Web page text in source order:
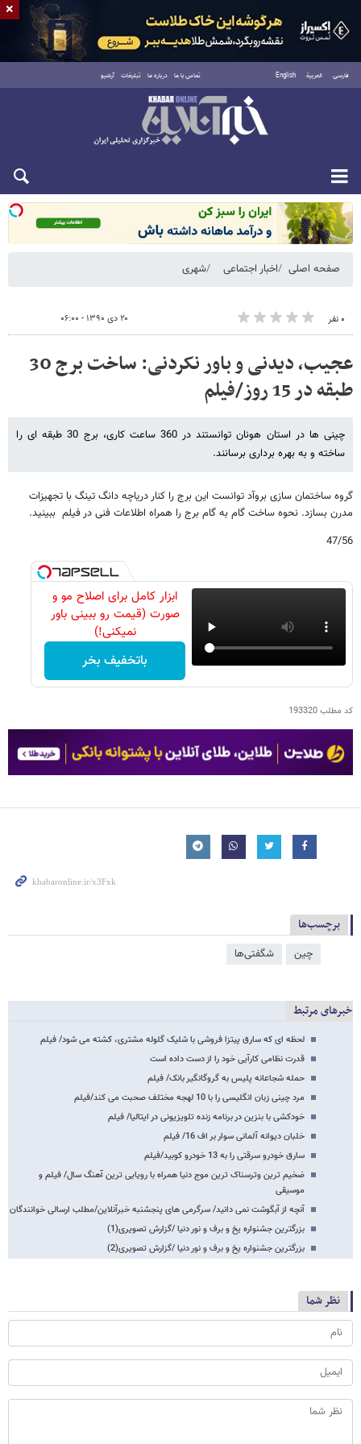
فارسی العربية English تماس با ما درباره ما تبلیغات آرشیو
شنبه ۱۷ مرداد ۱۴۰۵
صفحه اصلی اخبار اجتماعی شهری
۰ نفر ۲۰ دی ۱۳۹۰ - ۰۶:۰۰
عجیب، دیدنی و باور نکردنی: ساخت برج 30
طبقه در 15 روز/فیلم
چینی ها در استان هونان توانستند در 360 ساعت کاری، برج 30 طبقه ای را
ساخته و به بهره برداری برسانند.
گروه ساختمان سازی بروآد توانست این برج را کنار دریاچه دانگ تینگ با تجهیزات
مدرن بسازد. نحوه ساخت گام به گام برج را همراه اطلاعات فنی در فیلم ببینید.
47/56
ابزار کامل برای اصلاح مو و
صورت (قیمت رو ببینی باور
نمیکنی!)
باتخفیف بخر
کد مطلب193320
برچسب‌ها
چین شگفتی‌ها
خبرهای مرتبط
لحظه ای که سارق پیتزا فروشی با شلیک گلوله مشتری، کشته می شود/ فیلم
قدرت نظامی کارآیی خود را از دست داده است
حمله شجاعانه پلیس به گروگانگیر بانک/ فیلم
مرد چینی زبان انگلیسی را با 10 لهجه مختلف صحبت می کند/فیلم
خودکشی با بنزین در برنامه زنده تلویزیونی در ایتالیا/ فیلم
خلبان دیوانه آلمانی سوار بر اف 16/ فیلم
سارق خودرو سرقتی را به 13 خودرو کوبید/فیلم
ضخیم ترین وترسناک ترین موج دنیا همراه با رویایی ترین آهنگ سال/ فیلم و
موسیقی
آنچه از آبگوشت نمی دانید/ سرگرمی های پنجشنبه خبرآنلاین/مطلب ارسالی خوانندگان
بزرگترین جشنواره یخ و برف و نور دنیا /گزارش تصویری(1)
بزرگترین جشنواره یخ و برف و نور دنیا /گزارش تصویری(2)
نظر شما
×